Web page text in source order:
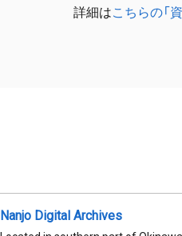
詳細はこちらの「
Nanjo Digital Archives